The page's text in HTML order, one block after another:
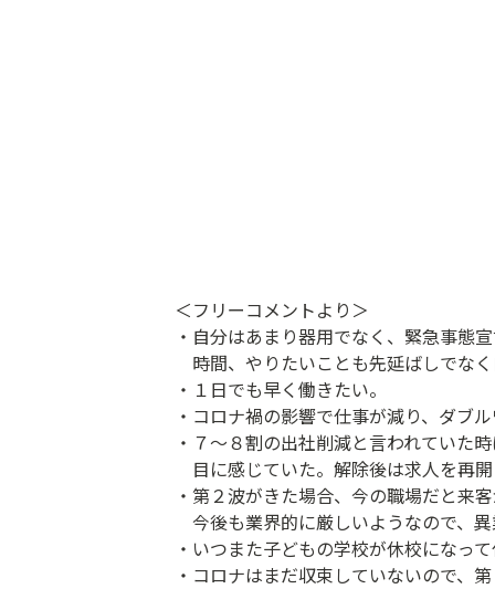
＜フリーコメントより＞
・自分はあまり器用でなく、緊急事態
時間、やりたいことも先延ばしでな
・１日でも早く働きたい。
・コロナ禍の影響で仕事が減り、ダブ
・７～８割の出社削減と言われていた
目に感じていた。解除後は求人を再
・第２波がきた場合、今の職場だと来
今後も業界的に厳しいようなので、異
・いつまた子どもの学校が休校になっ
・コロナはまだ収束していないので、